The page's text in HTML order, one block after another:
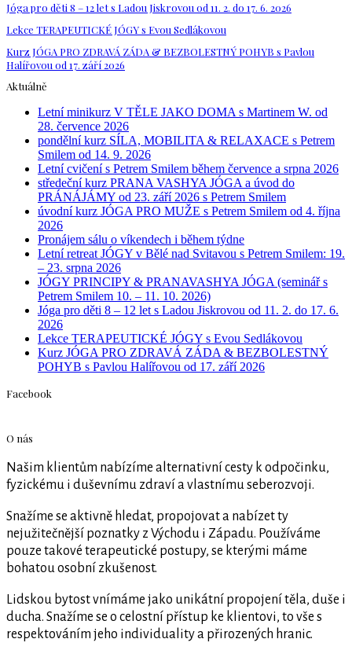
Jóga pro děti 8 – 12 let s Ladou Jiskrovou od 11. 2. do 17. 6. 2026
Lekce TERAPEUTICKÉ JÓGY s Evou Sedlákovou
Kurz JÓGA PRO ZDRAVÁ ZÁDA & BEZBOLESTNÝ POHYB s Pavlou
Halířovou od 17. září 2026
Aktuálně
Letní minikurz V TĚLE JAKO DOMA s Martinem W. od
28. července 2026
pondělní kurz SÍLA, MOBILITA & RELAXACE s Petrem
Smilem od 14. 9. 2026
Letní cvičení s Petrem Smilem během července a srpna 2026
středeční kurz PRANA VASHYA JÓGA a úvod do
PRÁNÁJÁMY od 23. září 2026 s Petrem Smilem
úvodní kurz JÓGA PRO MUŽE s Petrem Smilem od 4. října
2026
Pronájem sálu o víkendech i během týdne
Letní retreat JÓGY v Bělé nad Svitavou s Petrem Smilem: 19.
– 23. srpna 2026
JÓGY PRINCIPY & PRANAVASHYA JÓGA (seminář s
Petrem Smilem 10. – 11. 10. 2026)
Jóga pro děti 8 – 12 let s Ladou Jiskrovou od 11. 2. do 17. 6.
2026
Lekce TERAPEUTICKÉ JÓGY s Evou Sedlákovou
Kurz JÓGA PRO ZDRAVÁ ZÁDA & BEZBOLESTNÝ
POHYB s Pavlou Halířovou od 17. září 2026
Facebook
O nás
Našim klientům nabízíme alternativní cesty k odpočinku,
fyzickému i duševnímu zdraví a vlastnímu seberozvoji.
Snažíme se aktivně hledat, propojovat a nabízet ty
nejužitečnější poznatky z Východu i Západu. Používáme
pouze takové terapeutické postupy, se kterými máme
bohatou osobní zkušenost.
Lidskou bytost vnímáme jako unikátní propojení těla, duše i
ducha. Snažíme se o celostní přístup ke klientovi, to vše s
respektováním jeho individuality a přirozených hranic.